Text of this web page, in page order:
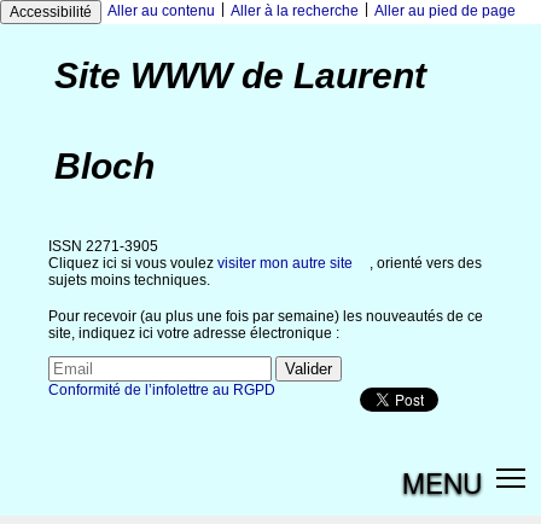
Accessibilité Aller au contenu Aller à la recherche Aller au pied de page
Site WWW de Laurent
Bloch
ISSN 2271-3905
Cliquez ici si vous voulez visiter mon autre site
, orienté vers des
sujets moins techniques.
Pour recevoir (au plus une fois par semaine) les nouveautés de ce
site, indiquez ici votre adresse électronique :
Conformité de l’infolettre au RGPD
MENU